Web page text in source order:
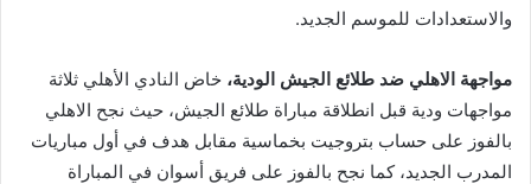
والاستعدادات للموسم الجديد.
مواجهة الاهلي ضد طلائع الجيش الودية، خاض النادي الأهلي ثلاثة
مواجهات ودية قبل انطلاقة مباراة طلائع الجيش، حيث نجح الاهلي
بالفوز على حساب بتروجيت بخماسية مقابل هدف في أول مباريات
المدرب الجديد، كما نجح بالفوز على فريق أسوان في المباراة